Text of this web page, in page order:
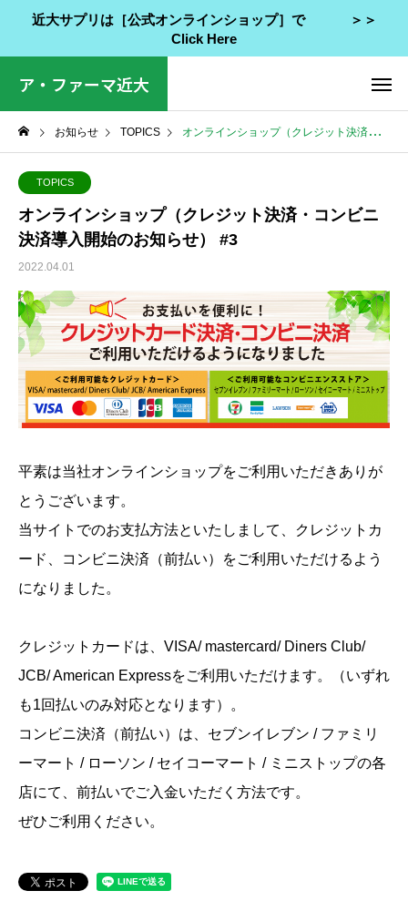
近大サプリは［公式オンラインショップ］で ＞＞
Click Here
ア・ファーマ近大
お知らせ TOPICS オンラインショップ（クレジット決済・コンビニ決済導入開始のお知らせ） #3
TOPICS
オンラインショップ（クレジット決済・コンビニ
決済導入開始のお知らせ） #3
2022.04.01
平素は当社オンラインショップをご利用いただきありが
とうございます。
当サイトでのお支払方法といたしまして、クレジットカ
ード、コンビニ決済（前払い）をご利用いただけるよう
になりました。
クレジットカードは、VISA/ mastercard/ Diners Club/
JCB/ American Expressをご利用いただけます。（いずれ
も1回払いのみ対応となります）。
コンビニ決済（前払い）は、セブンイレブン / ファミリ
ーマート / ローソン / セイコーマート / ミニストップの各
店にて、前払いでご入金いただく方法です。
ぜひご利用ください。